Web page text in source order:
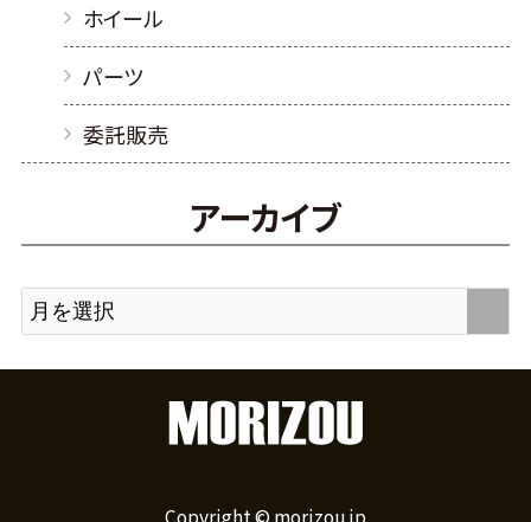
ホイール
パーツ
委託販売
アーカイブ
Copyright © morizou.jp